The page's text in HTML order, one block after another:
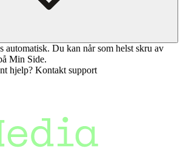
automatisk. Du kan når som helst skru av
Min Side.
hjelp? Kontakt support